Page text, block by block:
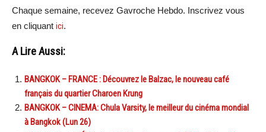
Chaque semaine, recevez Gavroche Hebdo. Inscrivez vous
en cliquant ici.
A Lire Aussi:
BANGKOK – FRANCE : Découvrez le Balzac, le nouveau café
français du quartier Charoen Krung
BANGKOK – CINEMA: Chula Varsity, le meilleur du cinéma mondial
à Bangkok (Lun 26)